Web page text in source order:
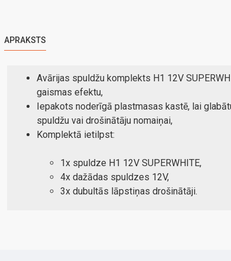
APRAKSTS
Avārijas spuldžu komplekts H1 12V
gaismas efektu,
Iepakots noderīgā plastmasas kastē, lai
spuldžu vai drošinātāju nomaiņai,
Komplektā ietilpst:
1x spuldze H1 12V SUPERWHITE,
4x dažādas spuldzes 12V,
3x dubultās lāpstiņas drošinātāji.